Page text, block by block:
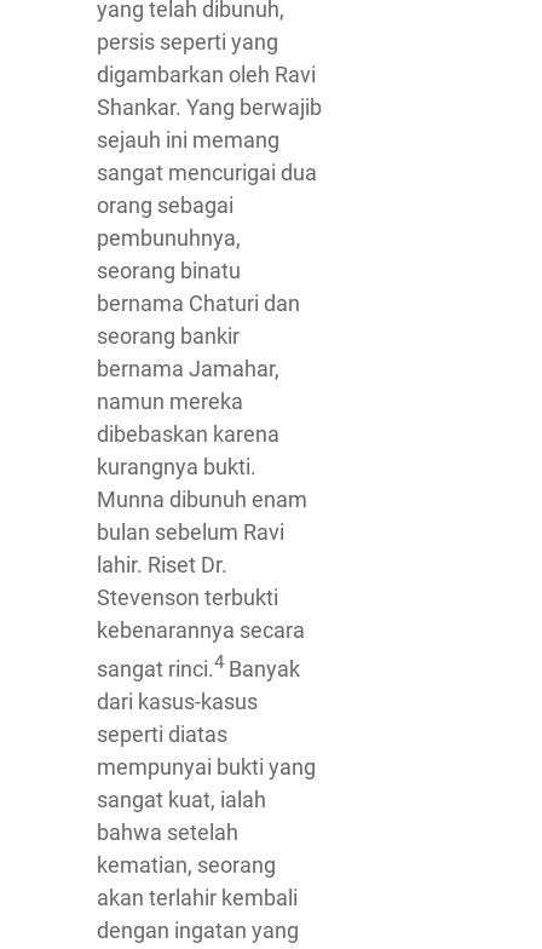
yang telah dibunuh,
persis seperti yang
digambarkan oleh Ravi
Shankar. Yang berwajib
sejauh ini memang
sangat mencurigai dua
orang sebagai
pembunuhnya,
seorang binatu
bernama Chaturi dan
seorang bankir
bernama Jamahar,
namun mereka
dibebaskan karena
kurangnya bukti.
Munna dibunuh enam
bulan sebelum Ravi
lahir. Riset Dr.
Stevenson terbukti
kebenarannya secara
sangat rinci.4 Banyak
dari kasus-kasus
seperti diatas
mempunyai bukti yang
sangat kuat, ialah
bahwa setelah
kematian, seorang
akan terlahir kembali
dengan ingatan yang